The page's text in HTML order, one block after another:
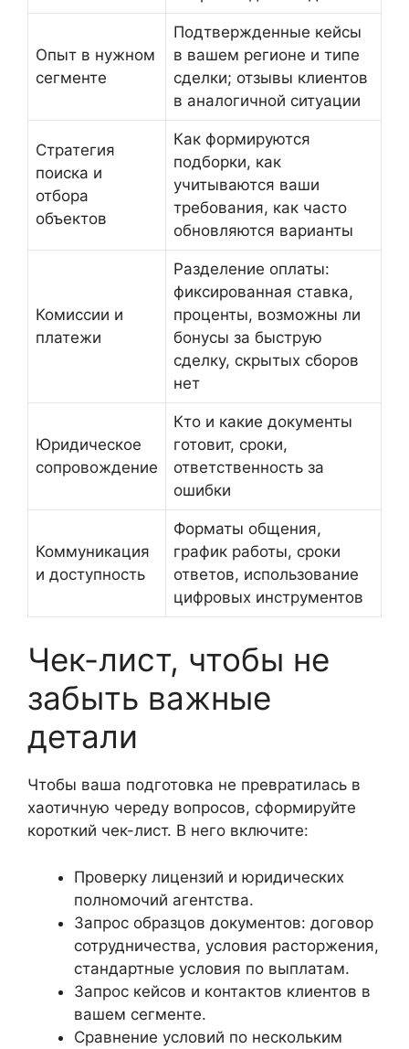
Опыт в нужном
сегменте
Подтвержденные кейсы
в вашем регионе и типе
сделки; отзывы клиентов
в аналогичной ситуации
Стратегия
поиска и
отбора
объектов
Как формируются
подборки, как
учитываются ваши
требования, как часто
обновляются варианты
Комиссии и
платежи
Разделение оплаты:
фиксированная ставка,
проценты, возможны ли
бонусы за быструю
сделку, скрытых сборов
нет
Юридическое
сопровождение
Кто и какие документы
готовит, сроки,
ответственность за
ошибки
Коммуникация
и доступность
Форматы общения,
график работы, сроки
ответов, использование
цифровых инструментов
Чек-лист, чтобы не
забыть важные
детали
Чтобы ваша подготовка не превратилась в
хаотичную череду вопросов, сформируйте
короткий чек-лист. В него включите:
Проверку лицензий и юридических
полномочий агентства.
Запрос образцов документов: договор
сотрудничества, условия расторжения,
стандартные условия по выплатам.
Запрос кейсов и контактов клиентов в
вашем сегменте.
Сравнение условий по нескольким